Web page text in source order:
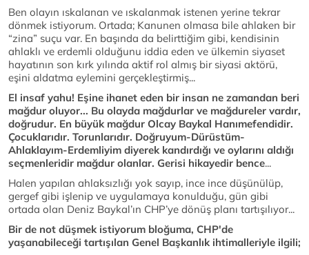
Ben olayın ıskalanan ve ıskalanmak istenen yerine tekrar
dönmek istiyorum. Ortada; Kanunen olmasa bile ahlaken bir
“zina” suçu var. En başında da belirttiğim gibi, kendisinin
ahlaklı ve erdemli olduğunu iddia eden ve ülkemin siyaset
hayatının son kırk yılında aktif rol almış bir siyasi aktörü,
eşini aldatma eylemini gerçekleştirmiş...
El insaf yahu! Eşine ihanet eden bir insan ne zamandan beri
mağdur oluyor... Bu olayda mağdurlar ve mağdureler vardır,
doğrudur. En büyük mağdur Olcay Baykal Hanımefendidir.
Çocuklarıdır. Torunlarıdır. Doğruyum-Dürüstüm-
Ahlaklayım-Erdemliyim diyerek kandırdığı ve oylarını aldığı
seçmenleridir mağdur olanlar. Gerisi hikayedir bence...
Halen yapılan ahlaksızlığı yok sayıp, ince ince düşünülüp,
gergef gibi işlenip ve uygulamaya konulduğu, gün gibi
ortada olan Deniz Baykal’ın CHP’ye dönüş planı tartışılıyor...
Bir de not düşmek istiyorum bloğuma, CHP'de
yaşanabileceği tartışılan Genel Başkanlık ihtimalleriyle ilgili;